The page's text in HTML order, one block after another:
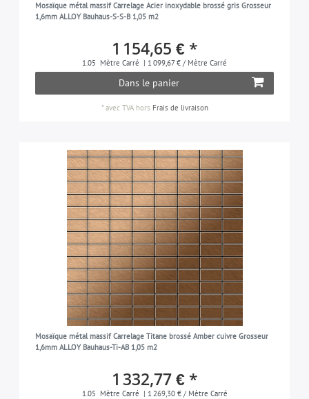
Mosaïque métal massif Carrelage Acier inoxydable brossé gris Grosseur
1,6mm ALLOY Bauhaus-S-S-B 1,05 m2
1 154,65 € *
1.05 Mètre Carré | 1 099,67 € / Mètre Carré
Dans le panier
*avec TVAhors Frais de livraison
Mosaïque métal massif Carrelage Titane brossé Amber cuivre Grosseur
1,6mm ALLOY Bauhaus-Ti-AB 1,05 m2
1 332,77 € *
1.05 Mètre Carré | 1 269,30 € / Mètre Carré